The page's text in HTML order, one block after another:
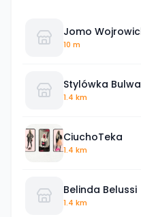
Jomo
10 m
Stylówka
1.4 km
CiuchoTeka
1.4 km
Belinda Belussi
1.4 km